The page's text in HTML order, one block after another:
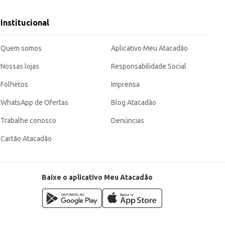
Institucional
Quem somos
Nossas lojas
Folhetos
WhatsApp de Ofertas
Trabalhe conosco
Cartão Atacadão
Aplicativo Meu Atacadão
Responsabilidade Social
Imprensa
Blog Atacadão
Denúncias
Baixe o aplicativo Meu Atacadão